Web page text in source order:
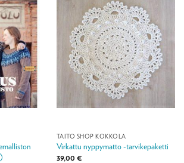
TAITO SHOP KOKKOLA
Virkattu nyppymatto -tarvikepaketti
39,00 €